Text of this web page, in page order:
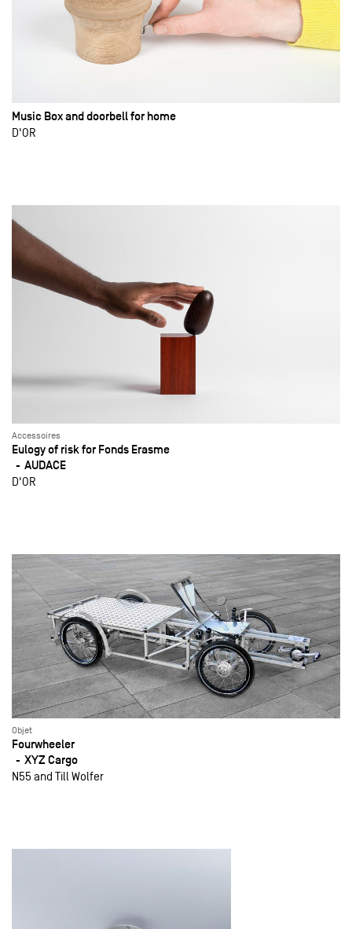
Music Box and doorbell for home
D'OR
Accessoires
Eulogy of risk for Fonds Erasme
AUDACE
D'OR
Objet
Fourwheeler
XYZ Cargo
N55 and Till Wolfer